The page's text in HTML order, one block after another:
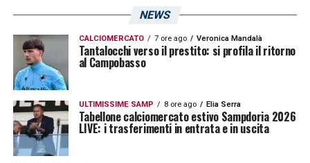
LA PLAYLIST DELLE NOSTRE TOP NEWS
NEWS
CALCIOMERCATO 7 ore ago Veronica Mandalà
Tantalocchi verso il prestito: si profila il ritorno
al Campobasso
ULTIMISSIME SAMP 8 ore ago Elia Serra
Tabellone calciomercato estivo Sampdoria 2026
LIVE: i trasferimenti in entrata e in uscita